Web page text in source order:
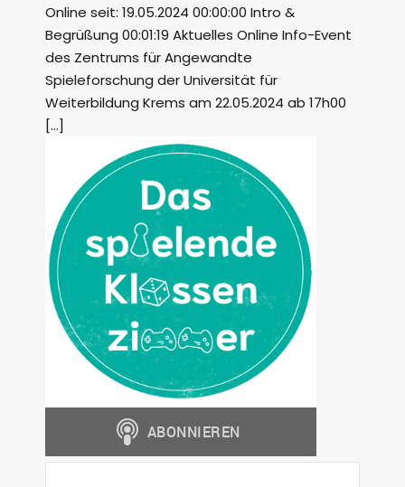
Online seit: 19.05.2024 00:00:00 Intro &
Begrüßung 00:01:19 Aktuelles Online Info-Event
des Zentrums für Angewandte
Spieleforschung der Universität für
Weiterbildung Krems am 22.05.2024 ab 17h00
[…]